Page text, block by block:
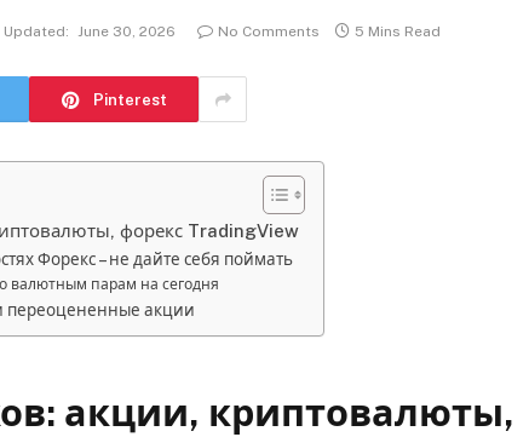
Updated: June 30, 2026 No Comments 5 Mins Read
Pinterest
форекс TradingView
Форекс – не дайте себя поймать
валютным парам на сегодня
акции
акции, криптовалюты,